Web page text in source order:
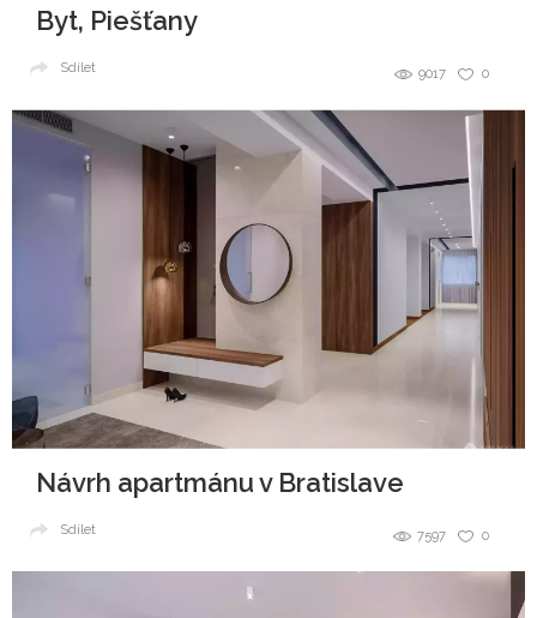
Byt, Piešťany
0
9017
Sdílet
Návrh apartmánu v Bratislave
0
7597
Sdílet